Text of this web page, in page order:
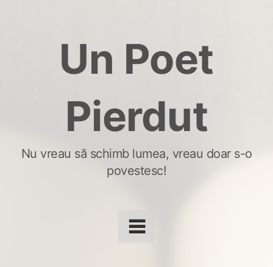
Un Poet
Pierdut
Nu vreau să schimb lumea, vreau doar s-o
povestesc!